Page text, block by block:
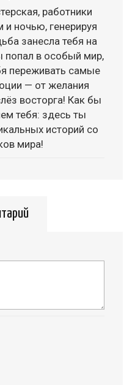
работники
и ночью, генерируя
занесла тебя на
попал в особый мир,
переживать самые
— от желания
восторга! Как бы
тебя: здесь ты
историй со
мира!